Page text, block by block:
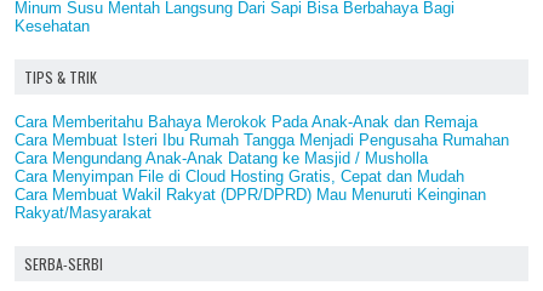
Minum Susu Mentah Langsung Dari Sapi Bisa Berbahaya Bagi
Kesehatan
TIPS & TRIK
Cara Memberitahu Bahaya Merokok Pada Anak-Anak dan Remaja
Cara Membuat Isteri Ibu Rumah Tangga Menjadi Pengusaha Rumahan
Cara Mengundang Anak-Anak Datang ke Masjid / Musholla
Cara Menyimpan File di Cloud Hosting Gratis, Cepat dan Mudah
Cara Membuat Wakil Rakyat (DPR/DPRD) Mau Menuruti Keinginan
Rakyat/Masyarakat
SERBA-SERBI